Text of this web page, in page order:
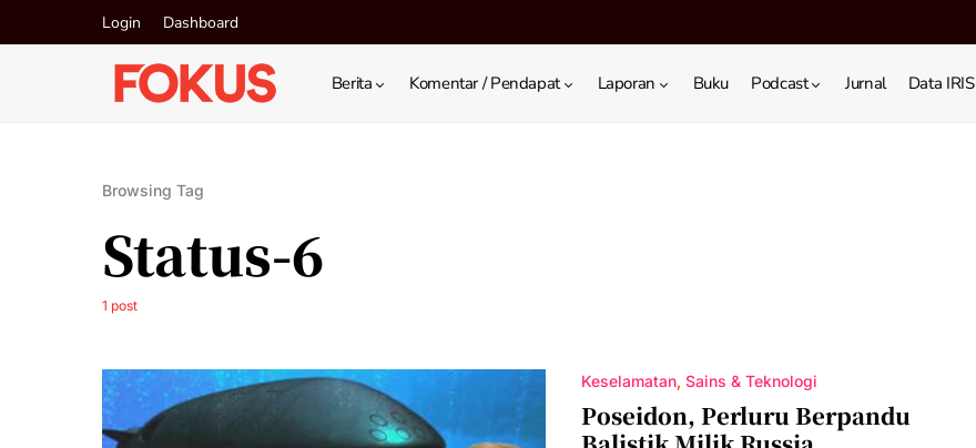
Login Dashboard
Berita Komentar / Pendapat Laporan Buku Podcast Jurnal Data IRIS
Browsing Tag
Status-6
1 post
Keselamatan Sains & Teknologi
Poseidon, Perluru Berpandu